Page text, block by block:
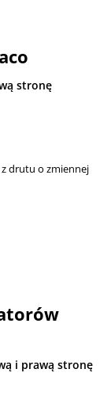
stronę
drutu o zmiennej
i prawą stronę